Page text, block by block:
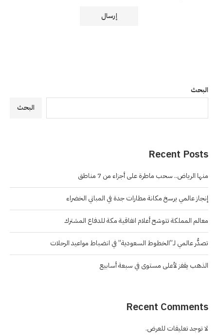
البحث
البحث
Recent Posts
منها الرياض.. سحب ماطرة على أجزاء من 7 مناطق
إنجاز عالمي يرسخ مكانة مطارات جدة في المباني الخضراء
معالم المملكة تتوشح أعلام اتفاقية مكة للدفاع المشترك
تصدُّر عالمي لـ”الخطوط السعودية” في انضباط مواعيد الرحلات
الذهب يقفز لأعلى مستوى في سبعة أسابيع
Recent Comments
لا توجد تعليقات للعرض.